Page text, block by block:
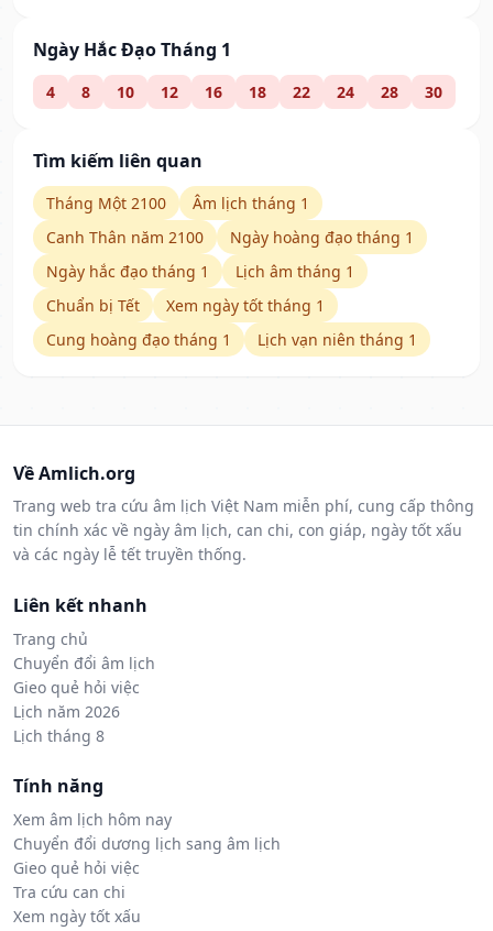
Ngày Hắc Đạo Tháng 1
4 8 10 12 16 18 22 24 28 30
Tìm kiếm liên quan
Tháng Một 2100
Âm lịch tháng 1
Canh Thân năm 2100
Ngày hoàng đạo tháng 1
Ngày hắc đạo tháng 1
Lịch âm tháng 1
Chuẩn bị Tết
Xem ngày tốt tháng 1
Cung hoàng đạo tháng 1
Lịch vạn niên tháng 1
Về Amlich.org
Trang web tra cứu âm lịch Việt Nam miễn phí, cung cấp thông
tin chính xác về ngày âm lịch, can chi, con giáp, ngày tốt xấu
và các ngày lễ tết truyền thống.
Liên kết nhanh
Trang chủ
Chuyển đổi âm lịch
Gieo quẻ hỏi việc
Lịch năm 2026
Lịch tháng 8
Tính năng
Xem âm lịch hôm nay
Chuyển đổi dương lịch sang âm lịch
Gieo quẻ hỏi việc
Tra cứu can chi
Xem ngày tốt xấu